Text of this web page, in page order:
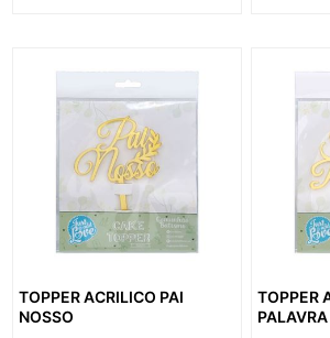
TOPPER ACRILICO PAI
NOSSO
TOPPER
PALAVRA